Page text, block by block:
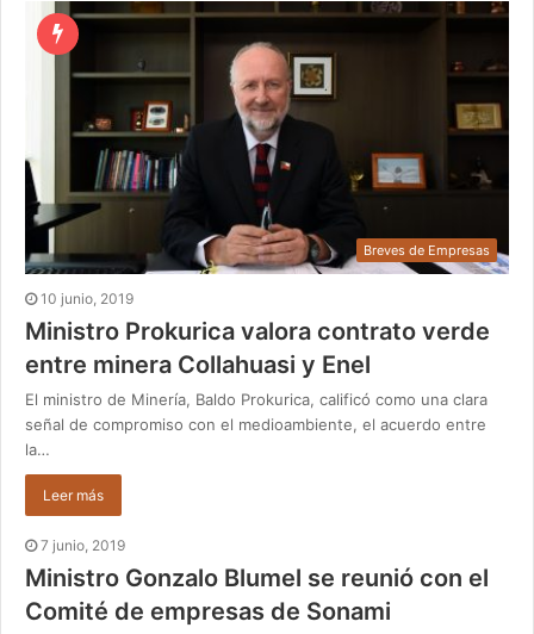
Breves de Empresas
10 junio, 2019
Ministro Prokurica valora contrato verde
entre minera Collahuasi y Enel
El ministro de Minería, Baldo Prokurica, calificó como una clara
señal de compromiso con el medioambiente, el acuerdo entre
la…
Leer más
7 junio, 2019
Ministro Gonzalo Blumel se reunió con el
Comité de empresas de Sonami